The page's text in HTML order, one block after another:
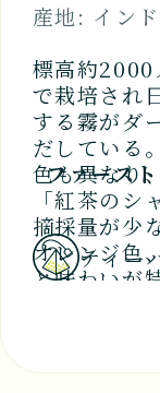
会社案内
COMPANY
お問い合わ
CONTACT
産地: インド
標高約2000
で栽培され
する霧がダ
だしている
色も異なり
ファース
「紅茶の
摘採量が少
オレンジ色
と味わいが
セカンドフ
ティー